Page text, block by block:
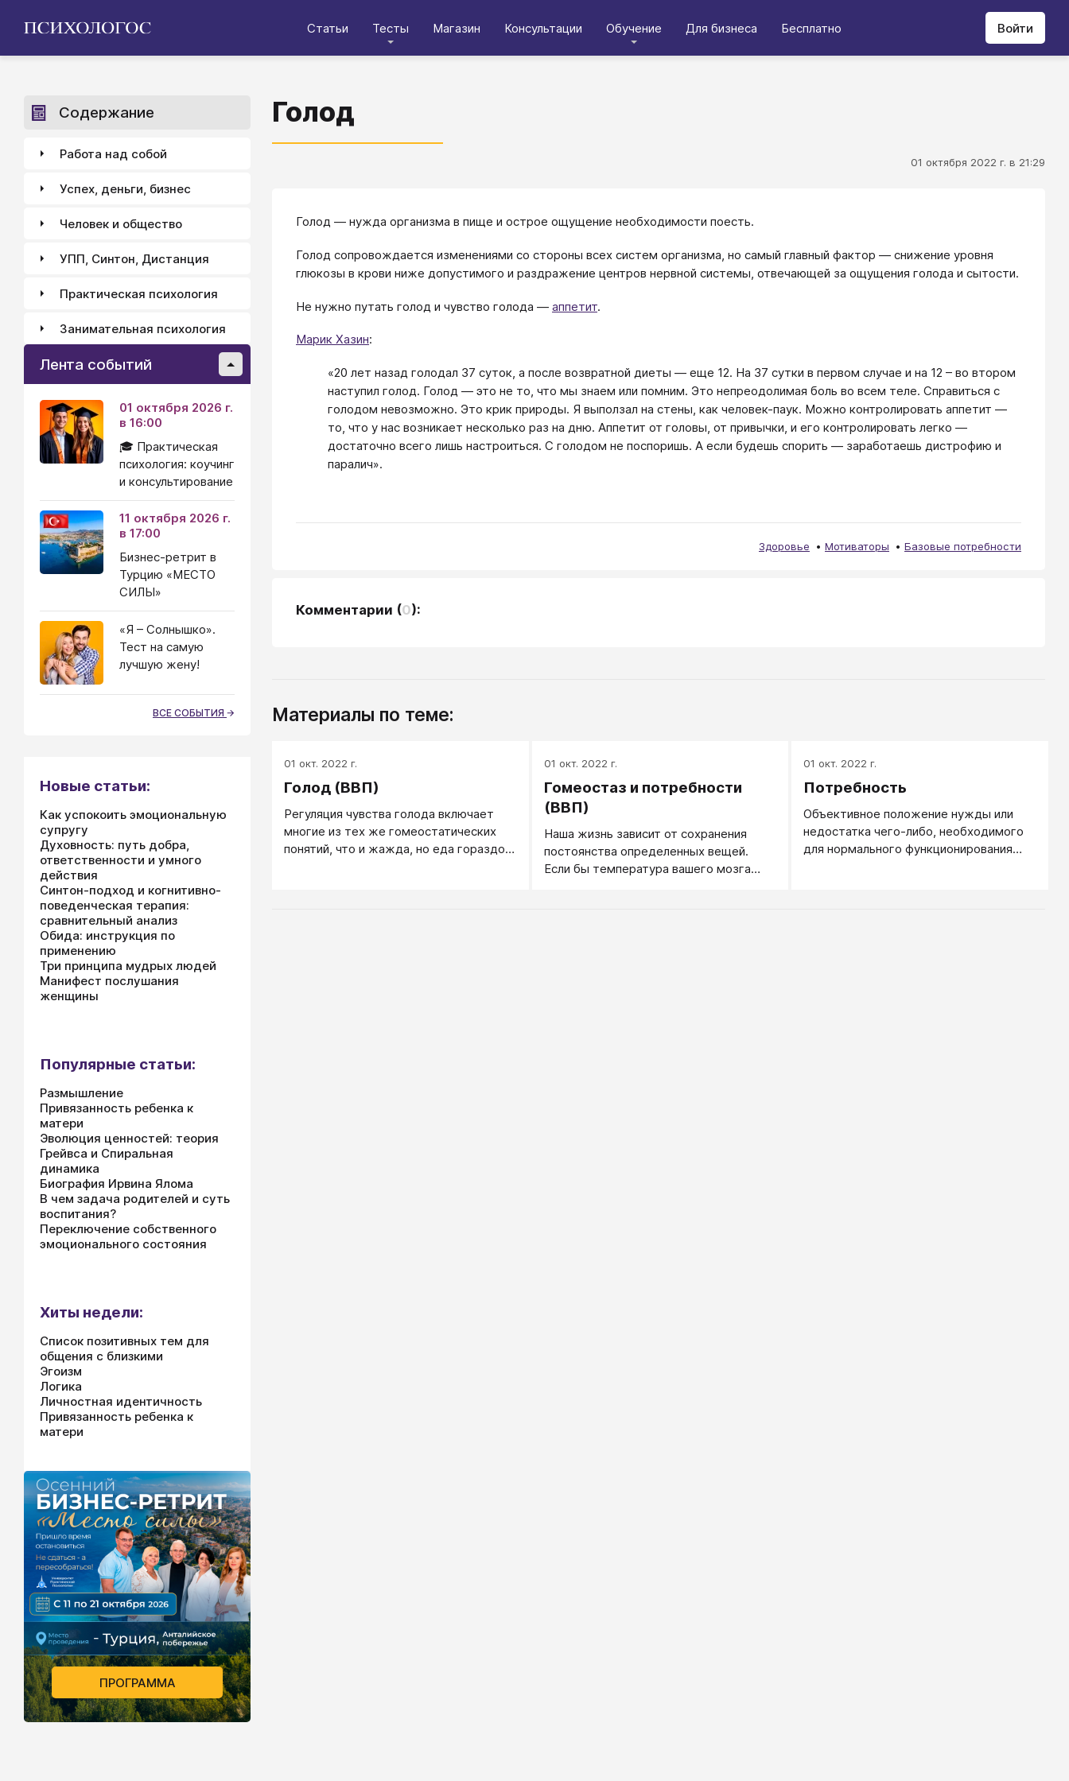
Статьи Тесты Магазин Консультации Обучение Для бизнеса Бесплатно Войти
Голод
01 октября 2022 г. в 21:29
Голод ― нужда организма в пище и острое ощущение необходимости поесть.
Голод сопровождается изменениями со стороны всех систем организма, но самый главный фактор ― снижение уровня
глюкозы в крови ниже допустимого и раздражение центров нервной системы, отвечающей за ощущения голода и сытости.
Не нужно путать голод и чувство голода ― аппетит.
Марик Хазин:
«20 лет назад голодал 37 суток, а после возвратной диеты ― еще 12. На 37 сутки в первом случае и на 12 – во втором
наступил голод. Голод ― это не то, что мы знаем или помним. Это непреодолимая боль во всем теле. Справиться с
голодом невозможно. Это крик природы. Я выползал на стены, как человек-паук. Можно контролировать аппетит ―
то, что у нас возникает несколько раз на дню. Аппетит от головы, от привычки, и его контролировать легко ―
достаточно всего лишь настроиться. С голодом не поспоришь. А если будешь спорить ― заработаешь дистрофию и
паралич».
Здоровье Мотиваторы Базовые потребности
Комментарии (0):
Материалы по теме:
01 окт. 2022 г.
Голод (ВВП)
Регуляция чувства голода включает
многие из тех же гомеостатических
понятий, что и жажда, но еда гораздо
01 окт. 2022 г.
Гомеостаз и потребности
(ВВП)
Наша жизнь зависит от сохранения
постоянства определенных вещей.
Если бы температура вашего мозга
01 окт. 2022 г.
Потребность
Объективное положение нужды или
недостатка чего-либо, необходимого
для нормального функционирования
Содержание
Работа над собой
Успех, деньги, бизнес
Человек и общество
УПП, Синтон, Дистанция
Практическая психология
Занимательная психология
Лента событий
01 октября 2026 г.
в 16:00
🎓 Практическая
психология: коучинг
и консультирование
11 октября 2026 г.
в 17:00
Бизнес-ретрит в
Турцию «МЕСТО
СИЛЫ»
«Я – Солнышко».
Тест на самую
лучшую жену!
ВСЕ СОБЫТИЯ
Новые статьи:
Как успокоить эмоциональную
супругу
Духовность: путь добра,
ответственности и умного
действия
Синтон-подход и когнитивно-
поведенческая терапия:
сравнительный анализ
Обида: инструкция по
применению
Три принципа мудрых людей
Манифест послушания
женщины
Популярные статьи:
Размышление
Привязанность ребенка к
матери
Эволюция ценностей: теория
Грейвса и Спиральная
динамика
Биография Ирвина Ялома
В чем задача родителей и суть
воспитания?
Переключение собственного
эмоционального состояния
Хиты недели:
Список позитивных тем для
общения с близкими
Эгоизм
Логика
Личностная идентичность
Привязанность ребенка к
матери
ПРОГРАММА